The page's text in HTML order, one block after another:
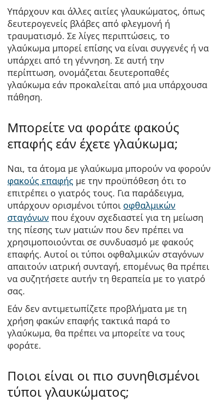
Υπάρχουν και άλλες αιτίες γλαυκώματος, όπως
δευτερογενείς βλάβες από φλεγμονή ή
τραυματισμό. Σε λίγες περιπτώσεις, το
γλαύκωμα μπορεί επίσης να είναι συγγενές ή να
υπάρχει από τη γέννηση. Σε αυτή την
περίπτωση, ονομάζεται δευτεροπαθές
γλαύκωμα εάν προκαλείται από μια υπάρχουσα
πάθηση.
Μπορείτε να φοράτε φακούς
επαφής εάν έχετε γλαύκωμα;
Ναι, τα άτομα με γλαύκωμα μπορούν να φορούν
φακούς επαφής με την προϋπόθεση ότι το
επιτρέπει ο γιατρός τους. Για παράδειγμα,
υπάρχουν ορισμένοι τύποι οφθαλμικών
σταγόνων που έχουν σχεδιαστεί για τη μείωση
της πίεσης των ματιών που δεν πρέπει να
χρησιμοποιούνται σε συνδυασμό με φακούς
επαφής. Αυτοί οι τύποι οφθαλμικών σταγόνων
απαιτούν ιατρική συνταγή, επομένως θα πρέπει
να συζητήσετε αυτήν τη θεραπεία με το γιατρό
σας.
Εάν δεν αντιμετωπίζετε προβλήματα με τη
χρήση φακών επαφής τακτικά παρά το
γλαύκωμα, θα πρέπει να μπορείτε να τους
φοράτε.
Ποιοι είναι οι πιο συνηθισμένοι
τύποι γλαυκώματος;